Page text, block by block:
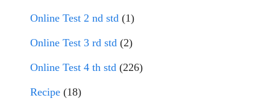
Online Test 2 nd std (1)
Online Test 3 rd std (2)
Online Test 4 th std (226)
Recipe (18)